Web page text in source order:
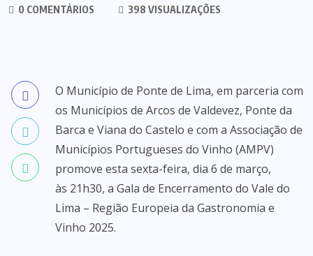
0 COMENTÁRIOS
398 VISUALIZAÇÕES
O Município de Ponte de Lima, em parceria com
os Municípios de Arcos de Valdevez, Ponte da
Barca e Viana do Castelo e com a Associação de
Municípios Portugueses do Vinho (AMPV)
promove esta sexta-feira, dia 6 de março,
às 21h30, a Gala de Encerramento do Vale do
Lima – Região Europeia da Gastronomia e
Vinho 2025.